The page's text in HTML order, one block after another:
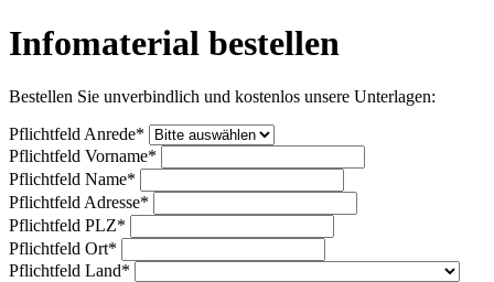
Infomaterial bestellen
Bestellen Sie unverbindlich und kostenlos unsere Unterlagen:
Pflichtfeld Anrede*
Pflichtfeld Vorname*
Pflichtfeld Name*
Pflichtfeld Adresse*
Pflichtfeld PLZ*
Pflichtfeld Ort*
Pflichtfeld Land*